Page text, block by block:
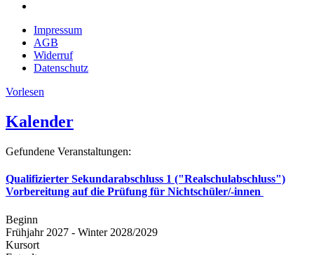
Impressum
AGB
Widerruf
Datenschutz
Vorlesen
Kalender
Gefundene Veranstaltungen:
Qualifizierter Sekundarabschluss 1 ("Realschulabschluss")
Vorbereitung auf die Prüfung für Nichtschüler/-innen
Beginn
Frühjahr 2027 - Winter 2028/2029
Kursort